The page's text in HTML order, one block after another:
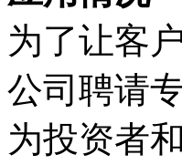
为了让客
公司聘请
为投资者